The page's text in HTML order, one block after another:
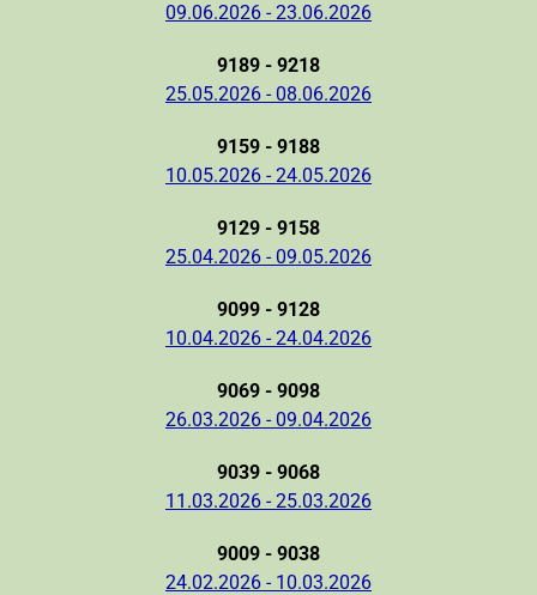
09.06.2026 - 23.06.2026
9189 - 9218
25.05.2026 - 08.06.2026
9159 - 9188
10.05.2026 - 24.05.2026
9129 - 9158
25.04.2026 - 09.05.2026
9099 - 9128
10.04.2026 - 24.04.2026
9069 - 9098
26.03.2026 - 09.04.2026
9039 - 9068
11.03.2026 - 25.03.2026
9009 - 9038
24.02.2026 - 10.03.2026